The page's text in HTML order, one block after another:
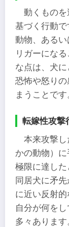
動くもの
基づく行動
動物、ある
リガーにな
な点は、犬に
恐怖や怒り
まうことです
転嫁性攻撃
本来攻撃
かの動物）
極限に達し
同居犬に矛
に近い反射
自分が何を
多々あります